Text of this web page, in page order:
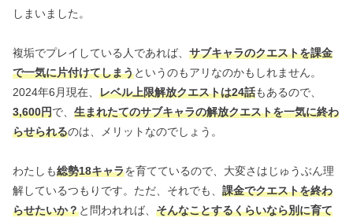
しまいました。
複垢でプレイしている人であれば、 サブキャラのクエストを課金
で一気に片付けてしまうというのもアリなのかもしれません。
2024年6月現在、 レベル上限解放クエストは24話もあるので、
3,600円で、 生まれたてのサブキャラの解放クエストを一気に終わ
らせられるのは、メリットなのでしょう。
わたしも総勢18キャラを育てているので、大変さはじゅうぶん理
解しているつもりです。ただ、それでも、 課金でクエストを終わ
らせたいか？と問われれば、 そんなことするくらいなら別に育て